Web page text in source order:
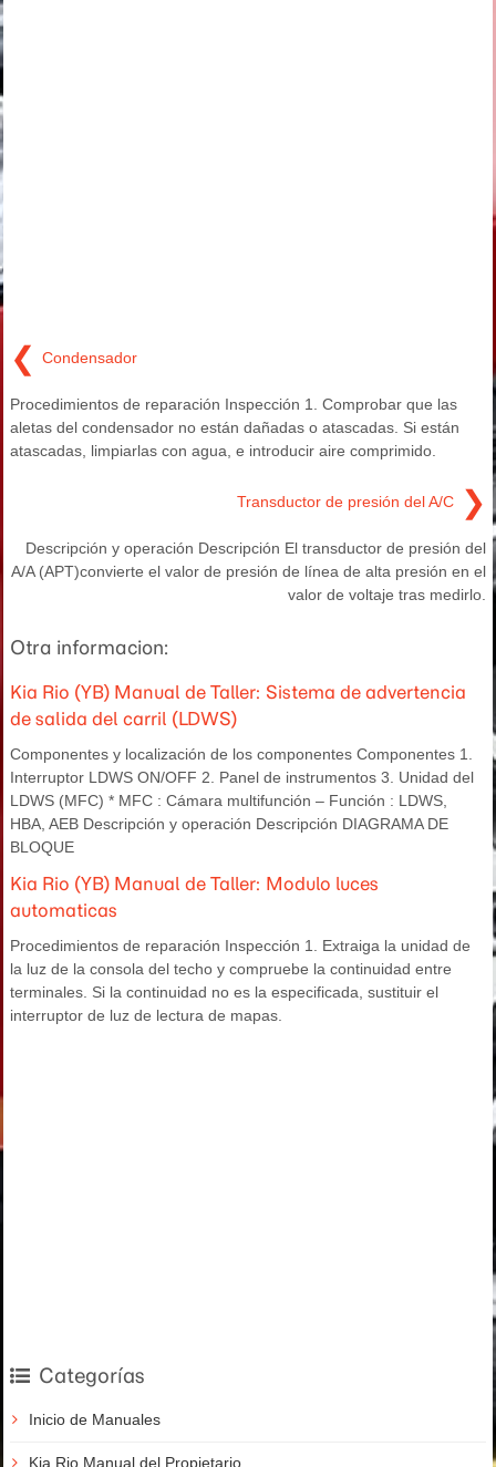
❮ Condensador
Procedimientos de reparación Inspección 1. Comprobar que las
aletas del condensador no están dañadas o atascadas. Si están
atascadas, limpiarlas con agua, e introducir aire comprimido.
Transductor de presión del A/C ❯
Descripción y operación Descripción El transductor de presión del
A/A (APT)convierte el valor de presión de línea de alta presión en el
valor de voltaje tras medirlo.
Otra informacion:
Kia Rio (YB) Manual de Taller: Sistema de advertencia
de salida del carril (LDWS)
Componentes y localización de los componentes Componentes 1.
Interruptor LDWS ON/OFF 2. Panel de instrumentos 3. Unidad del
LDWS (MFC) * MFC : Cámara multifunción – Función : LDWS,
HBA, AEB Descripción y operación Descripción DIAGRAMA DE
BLOQUE
Kia Rio (YB) Manual de Taller: Modulo luces
automaticas
Procedimientos de reparación Inspección 1. Extraiga la unidad de
la luz de la consola del techo y compruebe la continuidad entre
terminales. Si la continuidad no es la especificada, sustituir el
interruptor de luz de lectura de mapas.
Categorías
Inicio de Manuales
Kia Rio Manual del Propietario